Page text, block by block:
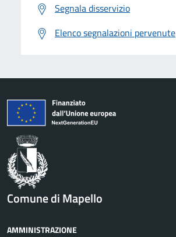
Segnala disservizio
Elenco segnalazioni pervenute
Comune di Mapello
AMMINISTRAZIONE